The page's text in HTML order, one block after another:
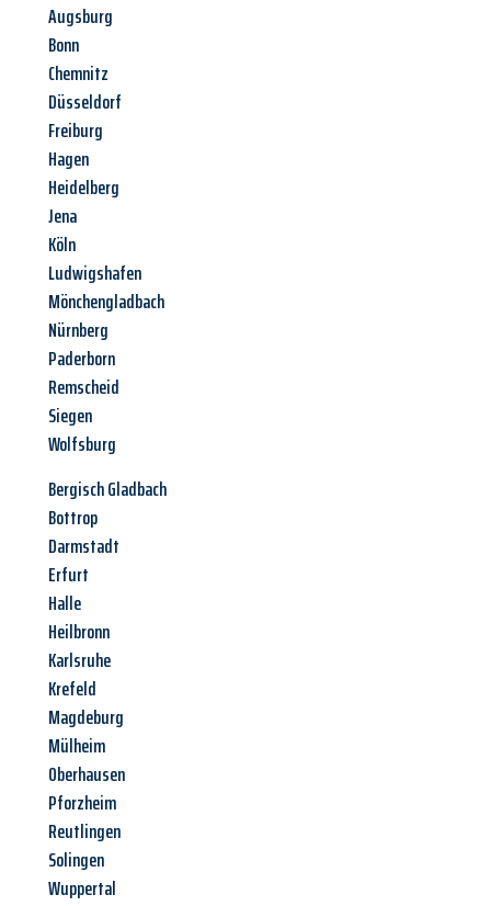
Augsburg
Bonn
Chemnitz
Düsseldorf
Freiburg
Hagen
Heidelberg
Jena
Köln
Ludwigshafen
Mönchengladbach
Nürnberg
Paderborn
Remscheid
Siegen
Wolfsburg
Bergisch Gladbach
Bottrop
Darmstadt
Erfurt
Halle
Heilbronn
Karlsruhe
Krefeld
Magdeburg
Mülheim
Oberhausen
Pforzheim
Reutlingen
Solingen
Wuppertal